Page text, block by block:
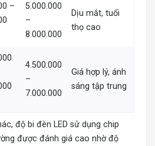
–
5.000.000
–
8.000.000
Dịu mắt, tuổi
thọ cao
4.500.000
–
7.000.000
Giá hợp lý, ánh
sáng tập trung
độ bi đèn LED sử dụng chip
được đánh giá cao nhờ độ